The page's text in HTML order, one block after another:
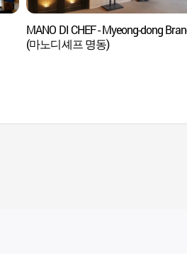
MANO DI CHEF - Myeong-dong
(마노디셰프 명동)